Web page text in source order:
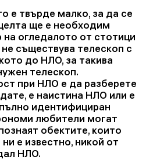
е твърде малко, за да се
ще е необходим
огледалото от стотици
съществува телескоп с
до НЛО, за такива
телескоп.
при НЛО е да разберете
е наистина НЛО или е
идентифициран
любители могат
обектите, които
е известно, никой от
НЛО.